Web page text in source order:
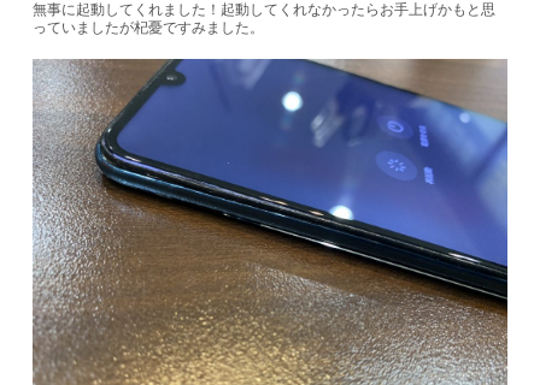
無事に起動してくれました！起動してくれなかったらお手上げかもと思
っていましたが杞憂ですみました。